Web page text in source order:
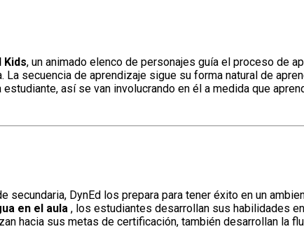
Kids, un animado elenco de personajes guía el proceso de
secuencia de aprendizaje sigue su forma natural de
así se van involucrando en él a medida que
DynEd los prepara para tener éxito en un
en el aula , los estudiantes desarrollan sus habilidades
hacia sus metas de certificación, también desarrollan la